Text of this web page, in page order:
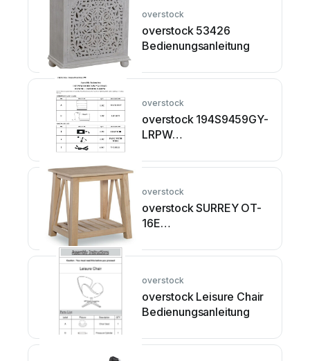
overstock
overstock 53426
Bedienungsanleitung
overstock
overstock 194S9459GY-
LRPW
overstock
overstock SURREY OT-
16E
overstock
overstock Leisure Chair
Bedienungsanleitung